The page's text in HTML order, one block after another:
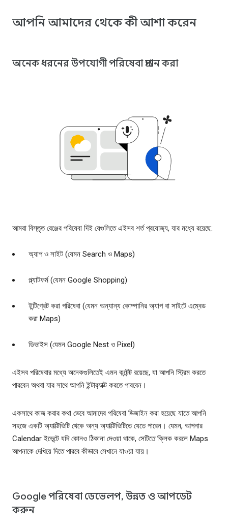
আপনি আমাদের থেকে কী আশা করেন
অনেক ধরনের উপযোগী পরিষেবা প্রদান করা
আমরা বিস্তৃত রেঞ্জের পরিষেবা দিই যেগুলিতে এইসব শর্ত প্রযোজ্য, যার মধ্যে রয়েছে:
অ্যাপ ও সাইট (যেমন Search ও Maps)
প্ল্যাটফর্ম (যেমন Google Shopping)
ইন্টিগ্রেট করা পরিষেবা (যেমন অন্যান্য কোম্পানির অ্যাপ বা সাইটে এম্বেড
করা Maps)
ডিভাইস (যেমন Google Nest ও Pixel)
এইসব পরিষেবার মধ্যে অনেকগুলিতেই এমন কন্টেন্ট রয়েছে, যা আপনি স্ট্রিম করতে
পারবেন অথবা যার সাথে আপনি ইন্টার‍্যাক্ট করতে পারবেন।
একসাথে কাজ করার কথা ভেবে আমাদের পরিষেবা ডিজাইন করা হয়েছে যাতে আপনি
সহজে একটি অ্যাক্টিভিটি থেকে অন্য অ্যাক্টিভিটিতে যেতে পারেন। যেমন, আপনার
Calendar ইভেন্টে যদি কোনও ঠিকানা দেওয়া থাকে, সেটিতে ক্লিক করলে Maps
আপনাকে দেখিয়ে দিতে পারবে কীভাবে সেখানে যাওয়া যায়।
Google পরিষেবা ডেভেলপ, উন্নত ও আপডেট
করুন